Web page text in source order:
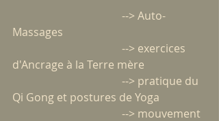
Massages
d'Ancrage à la Terre mère
Qi Gong et postures de Yoga